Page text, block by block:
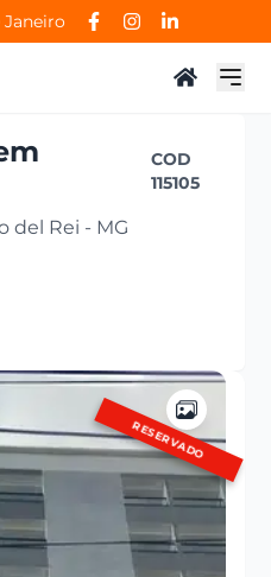
Janeiro
COD
115105
del Rei - MG
RESERVADO